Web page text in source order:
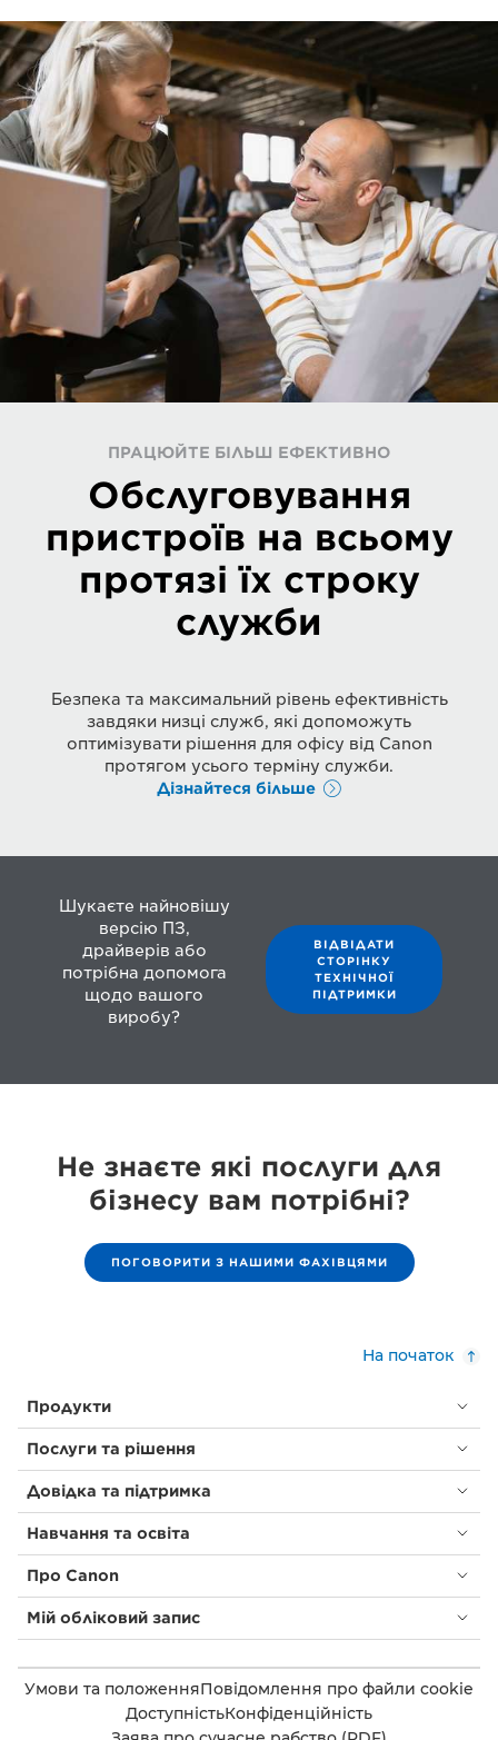
ПРАЦЮЙТЕ БІЛЬШ ЕФЕКТИВНО
Обслуговування
пристроїв на всьому
протязі їх строку
служби
Безпека та максимальний рівень ефективність
завдяки низці служб, які допоможуть
оптимізувати рішення для офісу від Canon
протягом усього терміну служби.
Дізнайтеся більше
Шукаєте найновішу
версію ПЗ,
драйверів або
потрібна допомога
щодо вашого
виробу?
ВІДВІДАТИ
СТОРІНКУ
ТЕХНІЧНОЇ
ПІДТРИМКИ
Не знаєте які послуги для
бізнесу вам потрібні?
ПОГОВОРИТИ З НАШИМИ ФАХІВЦЯМИ
На початок
Продукти
Послуги та рішення
Довідка та підтримка
Навчання та освіта
Про Canon
Мій обліковий запис
Умови та положенняПовідомлення про файли cookie
ДоступністьКонфіденційність